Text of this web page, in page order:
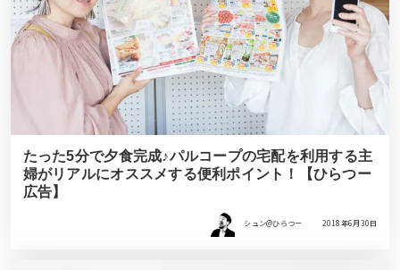
たった5分で夕食完成♪パルコープの宅配を利用する主
婦がリアルにオススメする便利ポイント！【ひらつー
広告】
シュン@ひらつー 2018年6月30日